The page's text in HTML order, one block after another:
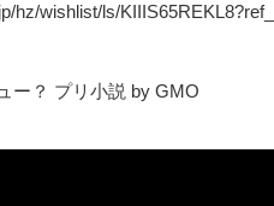
hz/wishlist/ls/
ー？ プリ小説 by GMO